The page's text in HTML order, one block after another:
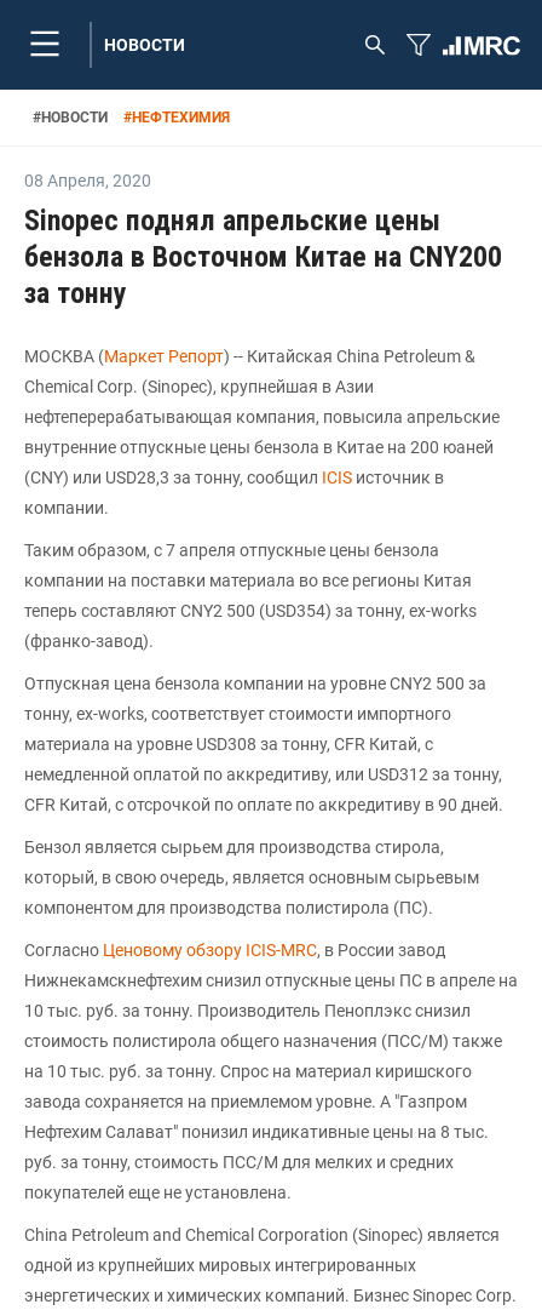
НОВОСТИ
#НОВОСТИ #НЕФТЕХИМИЯ
08 Апреля, 2020
Sinopec поднял апрельские цены
бензола в Восточном Китае на CNY200
за тонну
МОСКВА (Маркет Репорт) -- Китайская China Petroleum &
Chemical Corp. (Sinopec), крупнейшая в Азии
нефтеперерабатывающая компания, повысила апрельские
внутренние отпускные цены бензола в Китае на 200 юаней
(CNY) или USD28,3 за тонну, сообщил ICIS источник в
компании.
Таким образом, с 7 апреля отпускные цены бензола
компании на поставки материала во все регионы Китая
теперь составляют CNY2 500 (USD354) за тонну, ex-works
(франко-завод).
Отпускная цена бензола компании на уровне CNY2 500 за
тонну, ex-works, соответствует стоимости импортного
материала на уровне USD308 за тонну, CFR Китай, с
немедленной оплатой по аккредитиву, или USD312 за тонну,
CFR Китай, с отсрочкой по оплате по аккредитиву в 90 дней.
Бензол является сырьем для производства стирола,
который, в свою очередь, является основным сырьевым
компонентом для производства полистирола (ПС).
Согласно Ценовому обзору ICIS-MRC, в России завод
Нижнекамскнефтехим снизил отпускные цены ПС в апреле на
10 тыс. руб. за тонну. Производитель Пеноплэкс снизил
стоимость полистирола общего назначения (ПСС/М) также
на 10 тыс. руб. за тонну. Спрос на материал киришского
завода сохраняется на приемлемом уровне. А "Газпром
Нефтехим Салават" понизил индикативные цены на 8 тыс.
руб. за тонну, стоимость ПСС/М для мелких и средних
покупателей еще не установлена.
China Petroleum and Chemical Corporation (Sinopec) является
одной из крупнейших мировых интегрированных
энергетических и химических компаний. Бизнес Sinopec Corp.